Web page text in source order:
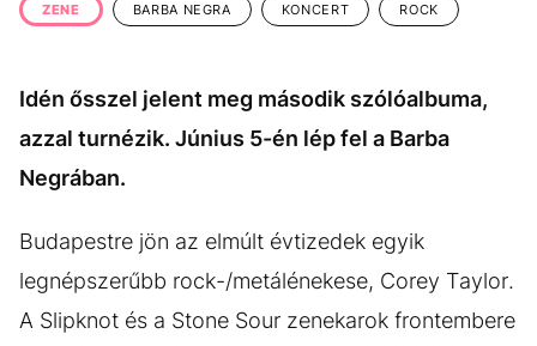
ZENE BARBA NEGRA KONCERT ROCK
Idén ősszel jelent meg második szólóalbuma,
azzal turnézik. Június 5-én lép fel a Barba
Negrában.
Budapestre jön az elmúlt évtizedek egyik
legnépszerűbb rock-/metálénekese, Corey Taylor.
A Slipknot és a Stone Sour zenekarok frontembere